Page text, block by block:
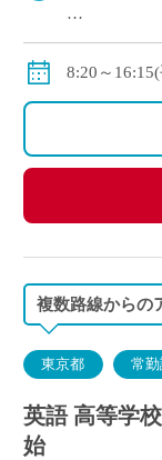
380万円(22
（いずれも
私学共済加
8:20～
複数路線からの
東京都 常
英語 高等学
始